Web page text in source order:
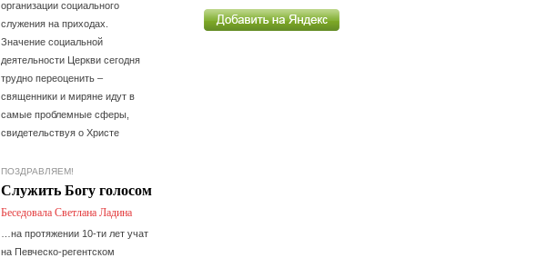
организации социального
служения на приходах.
Значение социальной
деятельности Церкви сегодня
трудно переоценить –
священники и миряне идут в
самые проблемные сферы,
свидетельствуя о Христе
ПОЗДРАВЛЯЕМ!
Служить Богу голосом
Беседовала Светлана Ладина
…на протяжении 10-ти лет учат
на Певческо-регентском